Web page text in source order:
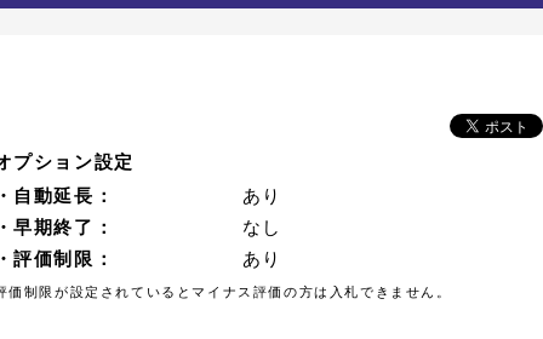
プション設定
自動延長：
あり
早期終了：
なし
評価制限：
あり
価制限が設定されているとマイナス評価の方は入札できません。